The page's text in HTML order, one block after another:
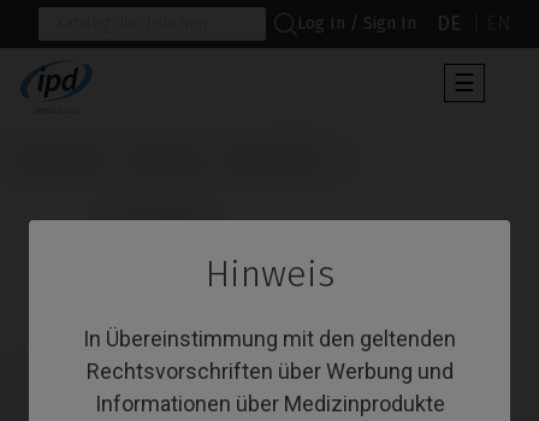
Hinweis
In Übereinstimmung mit den geltenden
Rechtsvorschriften über Werbung und
Informationen über Medizinprodukte
Log In / Sign In DE
der
☰
                      CoCr Base